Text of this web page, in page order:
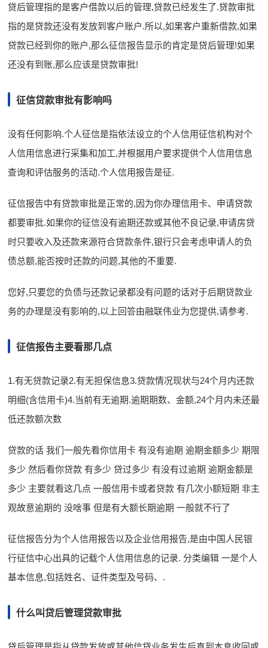
贷后管理指的是客户借款以后的管理,贷款已经发生了.贷款审批
指的是贷款还没有发放到客户账户.所以,如果客户重新借款,如果
贷款已经到你的账户,那么征信报告显示的肯定是贷后管理!如果
还没有到账,那么应该是贷款审批!
征信贷款审批有影响吗
没有任何影响.个人征信是指依法设立的个人信用征信机构对个
人信用信息进行采集和加工,并根据用户要求提供个人信用信息
查询和评估服务的活动.个人信用报告是征.
征信报告中有贷款审批是正常的,因为你办理信用卡、申请贷款
都要审批.如果你的征信没有逾期还款或其他不良记录,申请房贷
时只要收入及还款来源符合贷款条件,银行只会考虑申请人的负
债总额,能否按时还款的问题,其他的不重要.
您好,只要您的负债与还款记录都没有问题的话对于后期贷款业
务的办理是没有影响的,以上回答由融联伟业为您提供,请参考.
征信报告主要看那几点
1.有无贷款记录2.有无担保信息3.贷款情况现状与24个月内还款
明细(含信用卡)4.当前有无逾期.逾期期数、金额,24个月内未还最
低还款额次数
贷款的话 我们一般先看你信用卡 有没有逾期 逾期金额多少 期限
多少 然后看你贷款 有多少 贷过多少 有没有过逾期 逾期金额是
多少 主要就看这几点 一般信用卡或者贷款 有几次小额短期 非主
观故意逾期的 没啥事 但是有大额长期逾期 一般就不行了
征信报告分为个人信用报告以及企业信用报告,是由中国人民银
行征信中心出具的记载个人信用信息的记录. 分类编辑 一是个人
基本信息,包括姓名、证件类型及号码、.
什么叫贷后管理贷款审批